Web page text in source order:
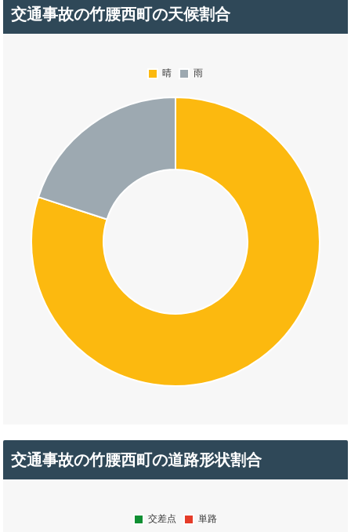
交通事故の竹腰西町の天候割合
交通事故の竹腰西町の道路形状割合